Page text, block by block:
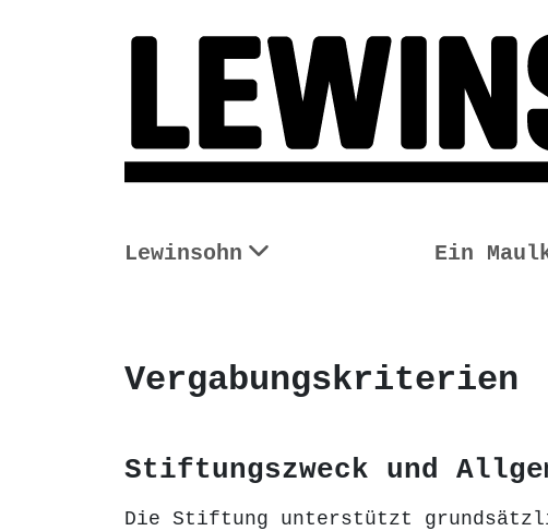
Lewinsohn Ein
Vergabungskriterien
Stiftungszweck und
Die Stiftung unterstützt